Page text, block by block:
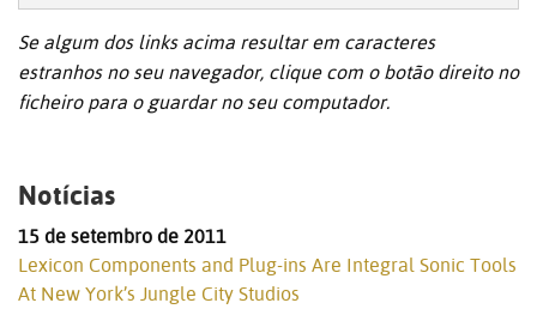
Se algum dos links acima resultar em caracteres
estranhos no seu navegador, clique com o botão direito no
ficheiro para o guardar no seu computador.
Notícias
15 de setembro de 2011
Lexicon Components and Plug-ins Are Integral Sonic Tools
At New York’s Jungle City Studios